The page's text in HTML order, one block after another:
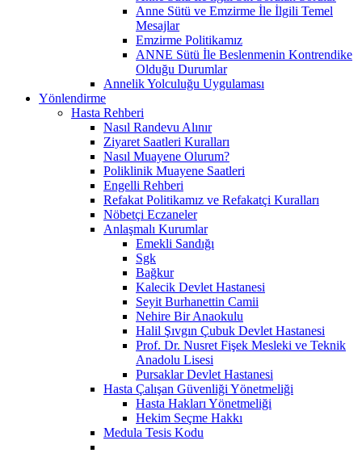
Anne Sütü ve Emzirme İle İlgili Temel
Mesajlar
Emzirme Politikamız
ANNE Sütü İle Beslenmenin Kontrendike
Olduğu Durumlar
Annelik Yolculuğu Uygulaması
Yönlendirme
Hasta Rehberi
Nasıl Randevu Alınır
Ziyaret Saatleri Kuralları
Nasıl Muayene Olurum?
Poliklinik Muayene Saatleri
Engelli Rehberi
Refakat Politikamız ve Refakatçi Kuralları
Nöbetçi Eczaneler
Anlaşmalı Kurumlar
Emekli Sandığı
Sgk
Bağkur
Kalecik Devlet Hastanesi
Seyit Burhanettin Camii
Nehire Bir Anaokulu
Halil Şıvgın Çubuk Devlet Hastanesi
Prof. Dr. Nusret Fişek Mesleki ve Teknik
Anadolu Lisesi
Pursaklar Devlet Hastanesi
Hasta Çalışan Güvenliği Yönetmeliği
Hasta Hakları Yönetmeliği
Hekim Seçme Hakkı
Medula Tesis Kodu